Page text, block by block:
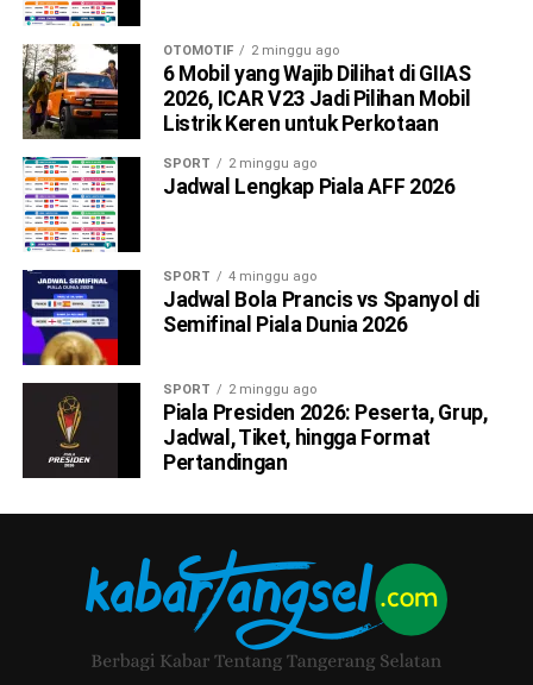
OTOMOTIF 2 minggu ago
6 Mobil yang Wajib Dilihat di GIIAS
2026, ICAR V23 Jadi Pilihan Mobil
Listrik Keren untuk Perkotaan
SPORT 2 minggu ago
Jadwal Lengkap Piala AFF 2026
SPORT 4 minggu ago
Jadwal Bola Prancis vs Spanyol di
Semifinal Piala Dunia 2026
SPORT 2 minggu ago
Piala Presiden 2026: Peserta, Grup,
Jadwal, Tiket, hingga Format
Pertandingan